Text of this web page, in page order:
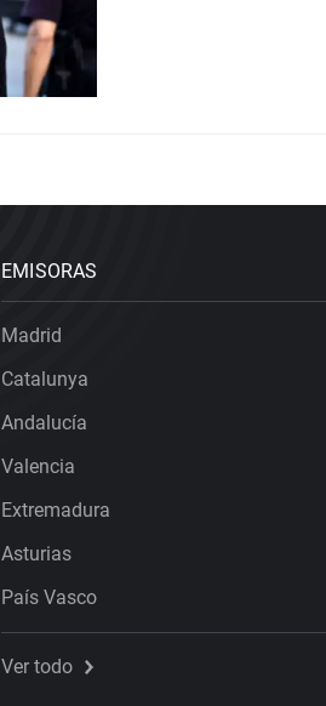
EMISORAS
Madrid
Catalunya
Andalucía
Valencia
Extremadura
Asturias
País Vasco
Ver todo